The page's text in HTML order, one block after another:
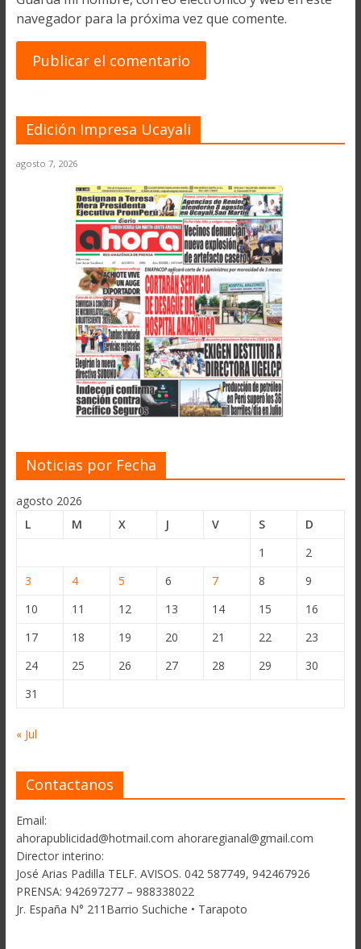
navegador para la próxima vez que comente.
Edición Impresa Ucayali
agosto 7, 2026
Noticias por Fecha
agosto 2026
L
M X J V S
D
1
2
3
4 5 6 7 8
9
10
11 12 13 14 15
16
17
18 19 20 21 22
23
24
25 26 27 28 29
30
31
« Jul
Contactanos
Email:
ahorapublicidad@hotmail.com ahoraregianal@gmail.com
Director interino:
José Arias Padilla TELF. AVISOS. 042 587749, 942467926
PRENSA: 942697277 – 988338022
Jr. España N° 211Barrio Suchiche • Tarapoto